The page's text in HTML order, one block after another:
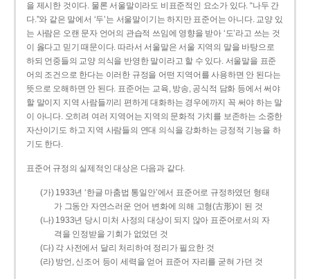
을 제시한 것이다. 물론 서울말이라도 비표준적인 요소가 있다. “나두 간
다.”와 같은 말에서 ‘두’는 서울말이기는 하지만 표준어는 아니다. 교양 있
는 사람은 오랜 문자 언어의 관습적 쓰임에 영향을 받아 ‘도’라고 쓰는 것
이 옳다고 믿기 때문이다. 따라서 서울말은 서울 지역의 말을 바탕으로
하되 언중들의 교양 의식을 반영한 말이라고 할 수 있다. 서울말을 표준
어의 조건으로 한다는 이러한 규정을 어떤 지역어를 사용하면 안 된다는
뜻으로 오해하면 안 된다. 표준어는 교육, 방송, 공식적 담화 등에서 써야
할 말이지 지역 사람들끼리 편하게 대화하는 경우에까지 꼭 써야 하는 말
이 아니다. 오히려 여러 지역어는 지역의 문화적 가치를 보존하는 소중한
자산이기도 하고 지역 사람들의 연대 의식을 강화하는 긍정적 기능을 하
기도 한다.
표준어 규정의 실제적인 대상은 다음과 같다.
(가) 1933년 ‘한글 마춤법 통일안’에서 표준어로 규정하였던 형태
가 그동안 자연스러운 언어 변화에 의해 고형(古形)이 된 것
(나) 1933년 당시 미처 사정의 대상이 되지 않아 표준어로서의 자
격을 인정받을 기회가 없었던 것
(다) 각 사전에서 달리 처리하여 정리가 필요한 것
(라) 방언, 신조어 등이 세력을 얻어 표준어 자리를 굳혀 가던 것